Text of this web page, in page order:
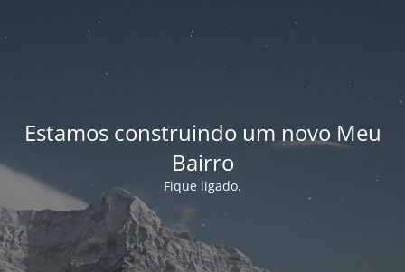
Estamos construindo um novo Meu
Bairro
Fique ligado.